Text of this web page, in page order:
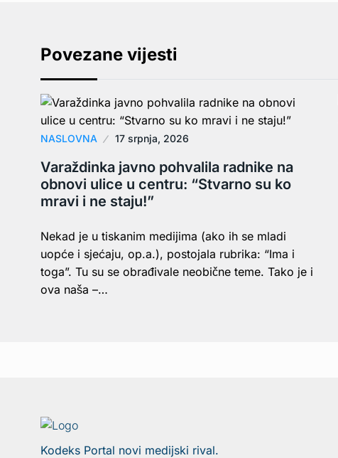
Povezane vijesti
NASLOVNA 17 srpnja, 2026
Varaždinka javno pohvalila radnike na
obnovi ulice u centru: “Stvarno su ko
mravi i ne staju!”
Nekad je u tiskanim medijima (ako ih se mladi
uopće i sjećaju, op.a.), postojala rubrika: “Ima i
toga”. Tu su se obrađivale neobične teme. Tako je i
ova naša –…
Kodeks Portal novi medijski rival.